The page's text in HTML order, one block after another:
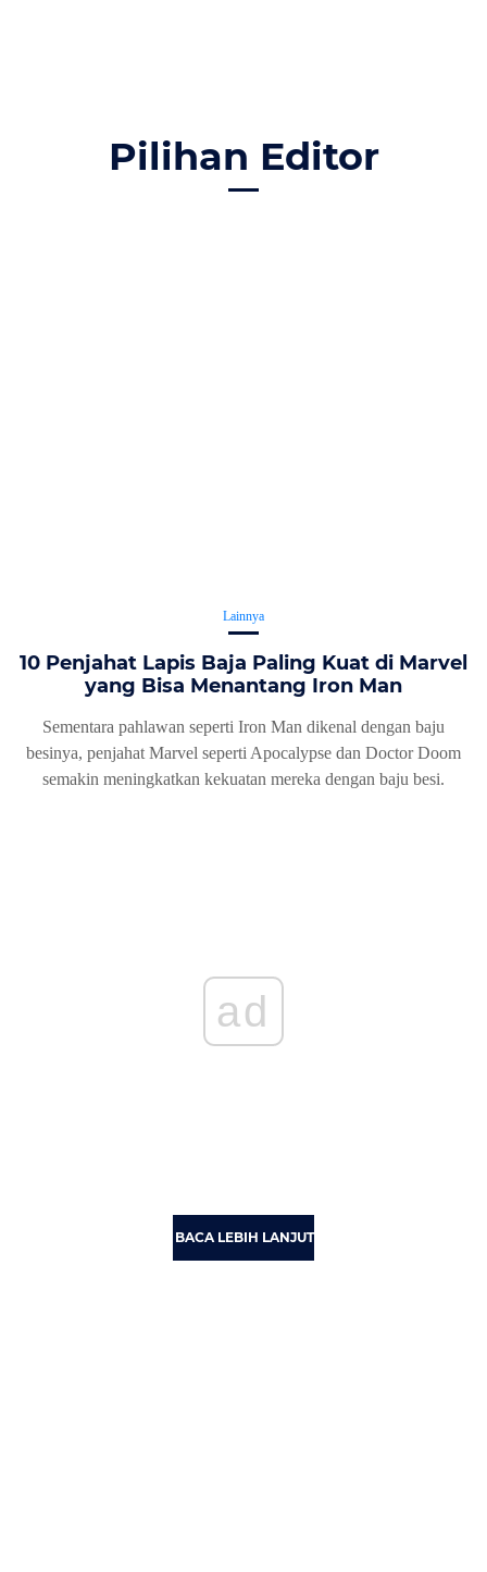
Pilihan Editor
Lainnya
10 Penjahat Lapis Baja Paling Kuat di Marvel
yang Bisa Menantang Iron Man
Sementara pahlawan seperti Iron Man dikenal dengan baju
besinya, penjahat Marvel seperti Apocalypse dan Doctor Doom
semakin meningkatkan kekuatan mereka dengan baju besi.
ad
BACA LEBIH LANJUT